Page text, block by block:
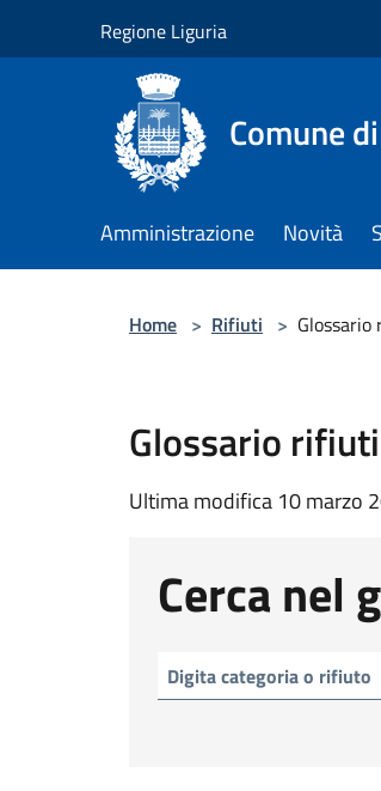
Regione Liguria
Comune
Amministrazione Novità
Home > Rifiuti >
Glossario rifiuti
Ultima modifica 10 marzo
Cerca nel